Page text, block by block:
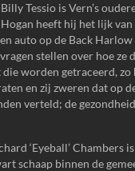
Billy Tessio is Vern’s
Hogan heeft hij het lijk
auto op de Back
stellen over hoe
worden getraceerd,
en zij zweren dat op
verteld; de
‘Eyeball’ Chambers
schaap binnen de